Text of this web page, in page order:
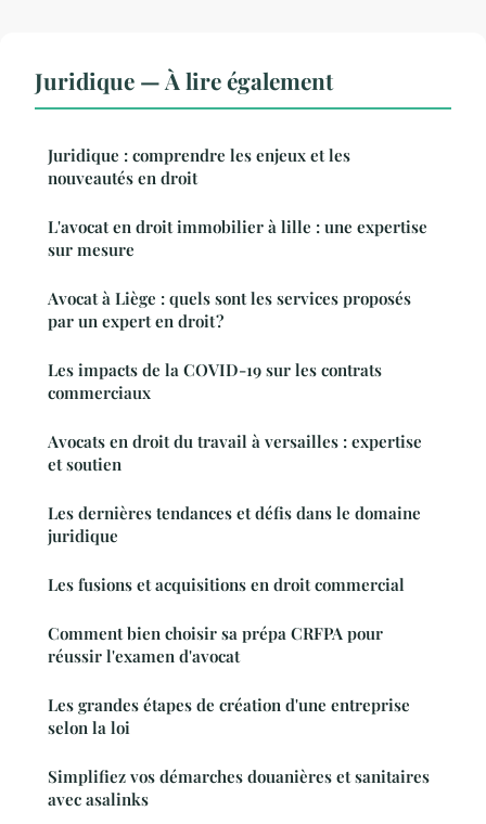
Juridique — À lire également
Juridique : comprendre les enjeux et les
nouveautés en droit
L'avocat en droit immobilier à lille : une expertise
sur mesure
Avocat à Liège : quels sont les services proposés
par un expert en droit ?
Les impacts de la COVID-19 sur les contrats
commerciaux
Avocats en droit du travail à versailles : expertise
et soutien
Les dernières tendances et défis dans le domaine
juridique
Les fusions et acquisitions en droit commercial
Comment bien choisir sa prépa CRFPA pour
réussir l'examen d'avocat
Les grandes étapes de création d'une entreprise
selon la loi
Simplifiez vos démarches douanières et sanitaires
avec asalinks